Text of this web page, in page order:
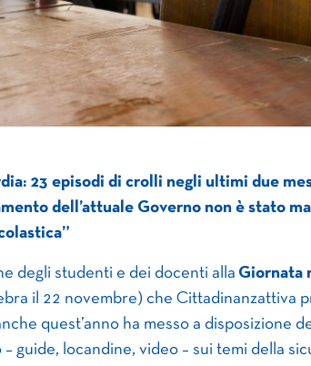
23 episodi di crolli negli ultimi due
dell’attuale Governo non è stato
degli studenti e dei docenti alla Giornata
il 22 novembre) che Cittadinanzattiva
quest’anno ha messo a disposizione
guide, locandine, video – sui temi della